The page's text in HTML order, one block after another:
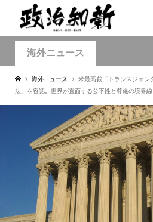
海外ニュース
海外ニュース
米最高裁「トランスジェン
法」を容認。世界が直面する公平性と尊厳の境界線